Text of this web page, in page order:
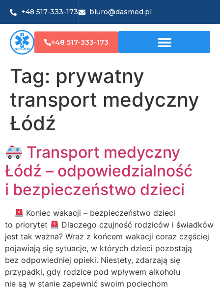
+48 517-333-173 biuro@dasmed.pl
+48 517-333-173
Tag: prywatny
transport medyczny
Łódź
Transport medyczny
Łódź – odpowiedzialność
i bezpieczeństwo dzieci
Koniec wakacji – bezpieczeństwo dzieci
to priorytet
Dlaczego czujność rodziców i świadków
jest tak ważna? Wraz z końcem wakacji coraz częściej
pojawiają się sytuacje, w których dzieci pozostają
bez odpowiedniej opieki. Niestety, zdarzają się
przypadki, gdy rodzice pod wpływem alkoholu
nie są w stanie zapewnić swoim pociechom